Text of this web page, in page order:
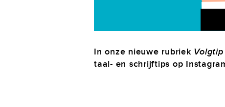
In onze nieuwe rubriek Volgtip
taal- en schrijftips op